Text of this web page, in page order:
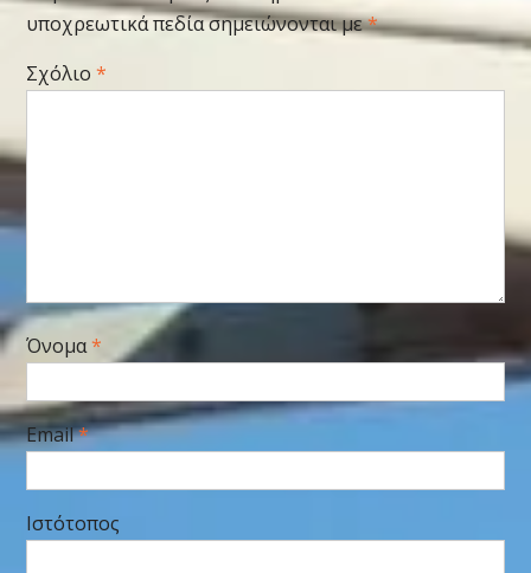
υποχρεωτικά πεδία σημειώνονται με*
Σχόλιο *
Όνομα*
Email*
Ιστότοπος